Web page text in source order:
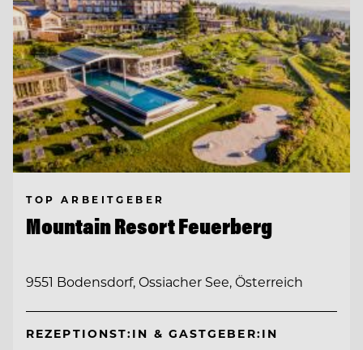
TOP ARBEITGEBER
Mountain Resort Feuerberg
9551 Bodensdorf, Ossiacher See, Österreich
REZEPTIONST:IN & GASTGEBER:IN